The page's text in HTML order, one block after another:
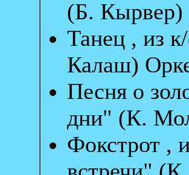
(Б. Кырвер)
Танец , из
Калаш)
Песня о
дни" (К.
Фокстрот ,